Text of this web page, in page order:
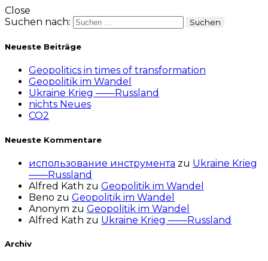
Close
Suchen nach:
Neueste Beiträge
Geopolitics in times of transformation
Geopolitik im Wandel
Ukraine Krieg ——Russland
nichts Neues
CO2
Neueste Kommentare
использование инструмента zu Ukraine Krieg
——Russland
Alfred Kath zu Geopolitik im Wandel
Beno zu Geopolitik im Wandel
Anonym zu Geopolitik im Wandel
Alfred Kath zu Ukraine Krieg ——Russland
Archiv